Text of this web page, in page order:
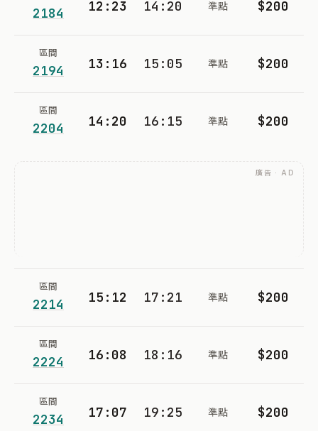
2184 12:23 14:20 準點 $200
區間
2194 13:16 15:05 準點 $200
區間
2204 14:20 16:15 準點 $200
廣告 · AD
區間
2214 15:12 17:21 準點 $200
區間
2224 16:08 18:16 準點 $200
區間
2234 17:07 19:25 準點 $200